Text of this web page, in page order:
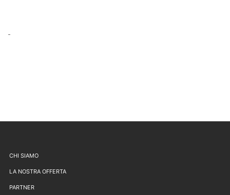
-
CHI SIAMO
LA NOSTRA OFFERTA
PARTNER